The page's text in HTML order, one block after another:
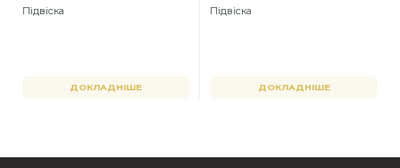
Підвіска
ДОКЛАДНІШЕ
Підвіска
ДОКЛАДНІШЕ